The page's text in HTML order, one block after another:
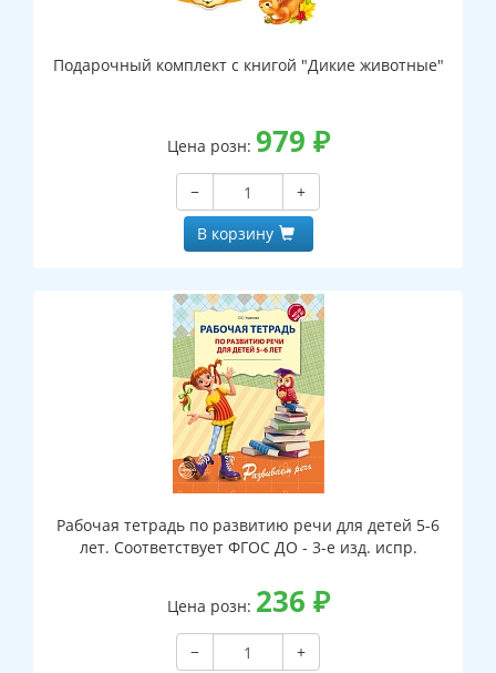
Подарочный комплект с книгой "Дикие животные"
Цена розн: 979 ₽
−
+
В корзину
Рабочая тетрадь по развитию речи для детей 5-6
лет. Соответствует ФГОС ДО - 3-е изд. испр.
Цена розн: 236 ₽
−
+